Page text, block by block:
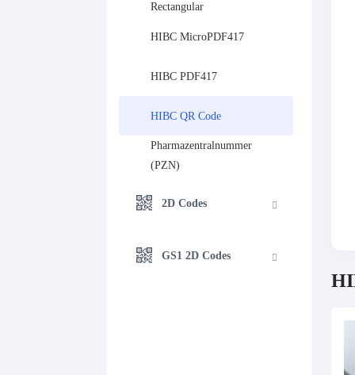
Rectangular
HIBC MicroPDF417
HIBC PDF417
HIBC QR Code
Pharmazentralnummer
(PZN)
2D Codes
GS1 2D Codes